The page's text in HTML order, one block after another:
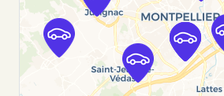
Free2Move Rent - OLIVIER
JUVIGNAC (C)
ROUTE DE ST-GEORGES D'ORQUES